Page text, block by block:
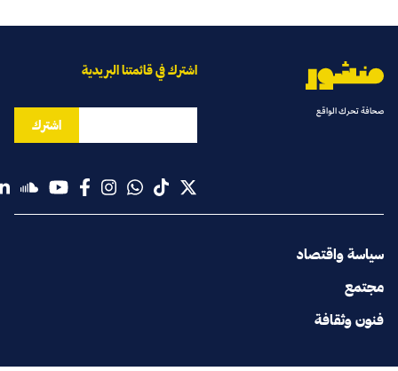
صحافة تحرك الواقع
سياسة واقتصاد
مجتمع
فنون وثقافة
اشترك في قائمتنا البريدية
اشترك